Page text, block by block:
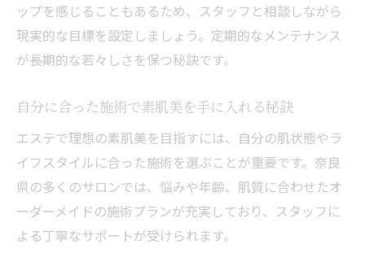
ップを感じることもあるため、スタッフと相談しながら
現実的な目標を設定しましょう。定期的なメンテナンス
が長期的な若々しさを保つ秘訣です。
自分に合った施術で素肌美を手に入れる秘訣
エステで理想の素肌美を目指すには、自分の肌状態やラ
イフスタイルに合った施術を選ぶことが重要です。奈良
県の多くのサロンでは、悩みや年齢、肌質に合わせたオ
ーダーメイドの施術プランが充実しており、スタッフに
よる丁寧なサポートが受けられます。